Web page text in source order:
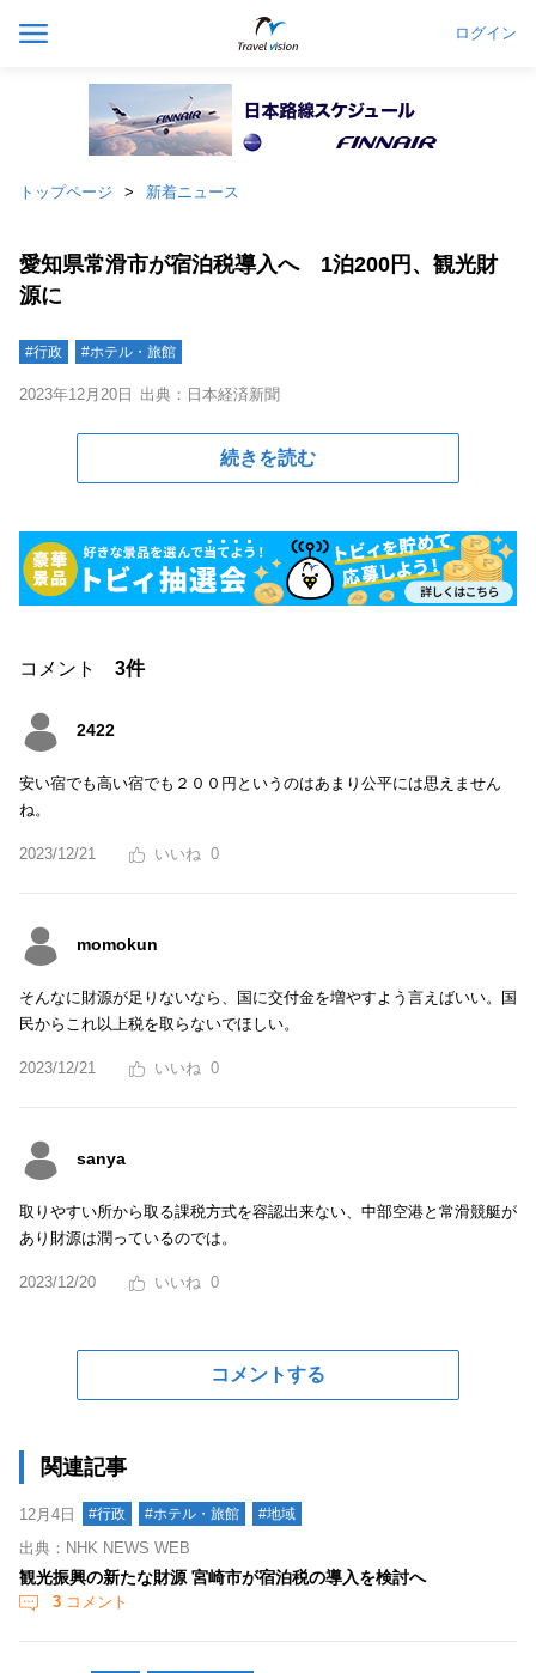
ログイン
トップページ 新着ニュース
愛知県常滑市が宿泊税導入へ 1泊200円、観光財
源に
#行政 #ホテル・旅館
2023年12月20日 出典：日本経済新聞
続きを読む
コメント 3件
2422
安い宿でも高い宿でも２００円というのはあまり公平には思えません
ね。
2023/12/21 0
momokun
そんなに財源が足りないなら、国に交付金を増やすよう言えばいい。国
民からこれ以上税を取らないでほしい。
2023/12/21 0
sanya
取りやすい所から取る課税方式を容認出来ない、中部空港と常滑競艇が
あり財源は潤っているのでは。
2023/12/20 0
コメントする
関連記事
12月4日 #行政 #ホテル・旅館 #地域
出典：NHK NEWS WEB
観光振興の新たな財源 宮崎市が宿泊税の導入を検討へ
3 コメント